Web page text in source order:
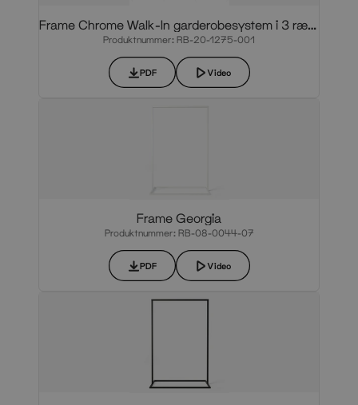
Frame Chrome Walk-In garderobesystem i 3 rækker
Produktnummer: RB-20-1275-001
PDF Video
Frame Georgia
Produktnummer: RB-08-0044-07
PDF Video